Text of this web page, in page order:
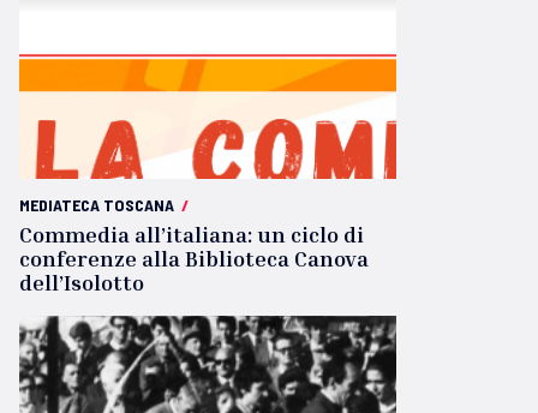
MEDIATECA TOSCANA /
Commedia all’italiana: un ciclo di
conferenze alla Biblioteca Canova
dell’Isolotto